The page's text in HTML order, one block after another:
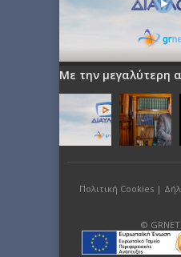
Με την μεγαλύτερη
Πολιτική Cookies|
©